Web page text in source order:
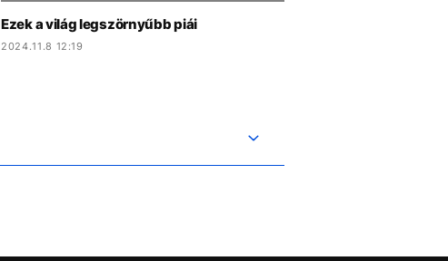
Ezek a világ legszörnyűbb piái
2024.11.8 12:19